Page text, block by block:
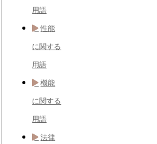
用語
性能
に関する
用語
機能
に関する
用語
法律